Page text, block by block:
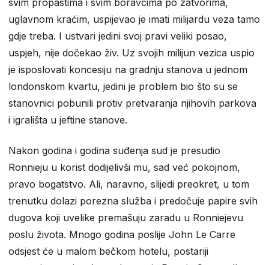
svim propastima i svim boravcima po zatvorima,
uglavnom kraćim, uspijevao je imati milijardu veza tamo
gdje treba. I ustvari jedini svoj pravi veliki posao,
uspjeh, nije dočekao živ. Uz svojih milijun vezica uspio
je isposlovati koncesiju na gradnju stanova u jednom
londonskom kvartu, jedini je problem bio što su se
stanovnici pobunili protiv pretvaranja njihovih parkova
i igrališta u jeftine stanove.
Nakon godina i godina suđenja sud je presudio
Ronnieju u korist dodijelivši mu, sad već pokojnom,
pravo bogatstvo. Ali, naravno, slijedi preokret, u tom
trenutku dolazi porezna služba i predočuje papire svih
dugova koji uvelike premašuju zaradu u Ronniejevu
poslu života. Mnogo godina poslije John Le Carre
odsjest će u malom bečkom hotelu, postariji